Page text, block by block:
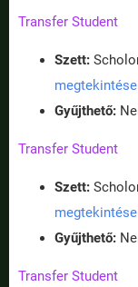
Transfer Student
Szett:
megtekintése
Gyűjthető:
Transfer Student
Szett:
megtekintése
Gyűjthető:
Transfer Student